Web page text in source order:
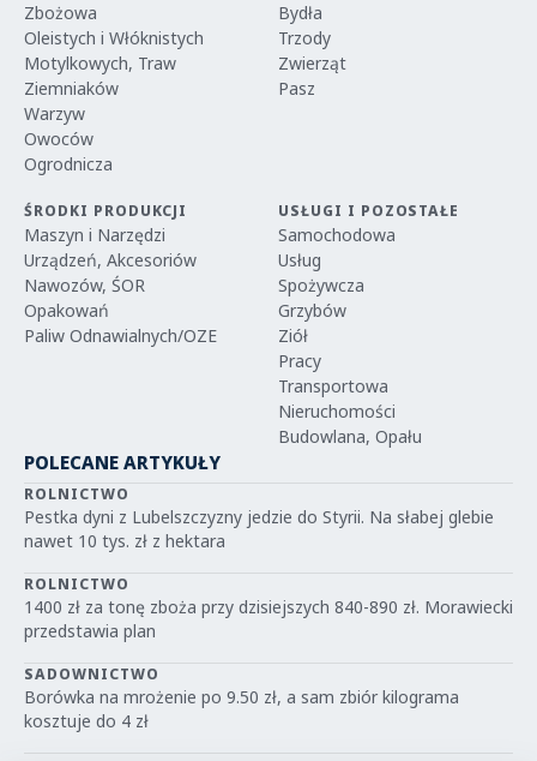
Zbożowa
Oleistych i Włóknistych
Motylkowych, Traw
Ziemniaków
Warzyw
Owoców
Ogrodnicza
Bydła
Trzody
Zwierząt
Pasz
ŚRODKI PRODUKCJI
Maszyn i Narzędzi
Urządzeń, Akcesoriów
Nawozów, ŚOR
Opakowań
Paliw Odnawialnych/OZE
USŁUGI I POZOSTAŁE
Samochodowa
Usług
Spożywcza
Grzybów
Ziół
Pracy
Transportowa
Nieruchomości
Budowlana, Opału
POLECANE ARTYKUŁY
ROLNICTWO
Pestka dyni z Lubelszczyzny jedzie do Styrii. Na słabej glebie
nawet 10 tys. zł z hektara
ROLNICTWO
1400 zł za tonę zboża przy dzisiejszych 840-890 zł. Morawiecki
przedstawia plan
SADOWNICTWO
Borówka na mrożenie po 9.50 zł, a sam zbiór kilograma
kosztuje do 4 zł